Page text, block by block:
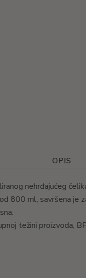
OPIS
nehrđajućeg
800 ml, savršena je
težini proizvoda,